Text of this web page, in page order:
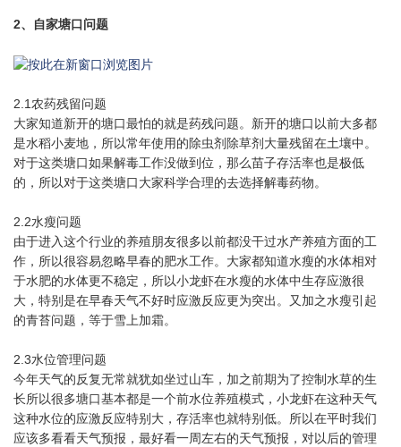
2、自家塘口问题
2.1农药残留问题
大家知道新开的塘口最怕的就是药残问题。新开的塘口以前大多都
是水稻小麦地，所以常年使用的除虫剂除草剂大量残留在土壤中。
对于这类塘口如果解毒工作没做到位，那么苗子存活率也是极低
的，所以对于这类塘口大家科学合理的去选择解毒药物。
2.2水瘦问题
由于进入这个行业的养殖朋友很多以前都没干过水产养殖方面的工
作，所以很容易忽略早春的肥水工作。大家都知道水瘦的水体相对
于水肥的水体更不稳定，所以小龙虾在水瘦的水体中生存应激很
大，特别是在早春天气不好时应激反应更为突出。又加之水瘦引起
的青苔问题，等于雪上加霜。
2.3水位管理问题
今年天气的反复无常就犹如坐过山车，加之前期为了控制水草的生
长所以很多塘口基本都是一个前水位养殖模式，小龙虾在这种天气
这种水位的应激反应特别大，存活率也就特别低。所以在平时我们
应该多看看天气预报，最好看一周左右的天气预报，对以后的管理